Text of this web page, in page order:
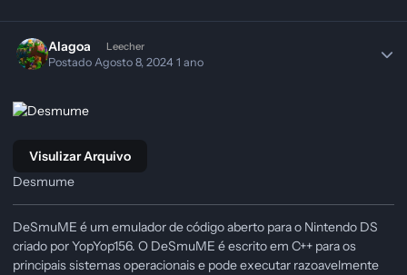
Alagoa Leecher
PostadoAgosto 8, 20241 ano
Visulizar Arquivo
Desmume
DeSmuME é um emulador de código aberto para o Nintendo DS
criado por YopYop156. O DeSmuME é escrito em C++ para os
principais sistemas operacionais e pode executar razoavelmente